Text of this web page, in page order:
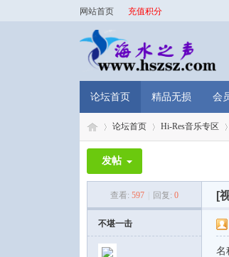
网站首页 充值积分
论坛首页 精品无损 会
论坛首页 Hi-Res音乐专区
›
发帖
查看: 597 回复: 0 [
不堪一击
名